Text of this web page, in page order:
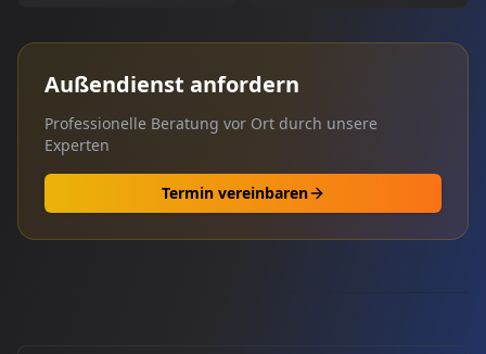
Außendienst anfordern
Professionelle Beratung vor Ort durch unsere
Experten
Termin vereinbaren